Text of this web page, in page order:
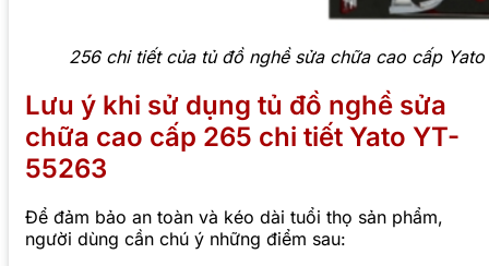
256 chi tiết của tủ đồ nghề sửa chữa cao cấp
Lưu ý khi sử dụng tủ đồ nghề sửa
chữa cao cấp 265 chi tiết Yato YT-
55263
Để đảm bảo an toàn và kéo dài tuổi thọ sản phẩm,
người dùng cần chú ý những điểm sau: